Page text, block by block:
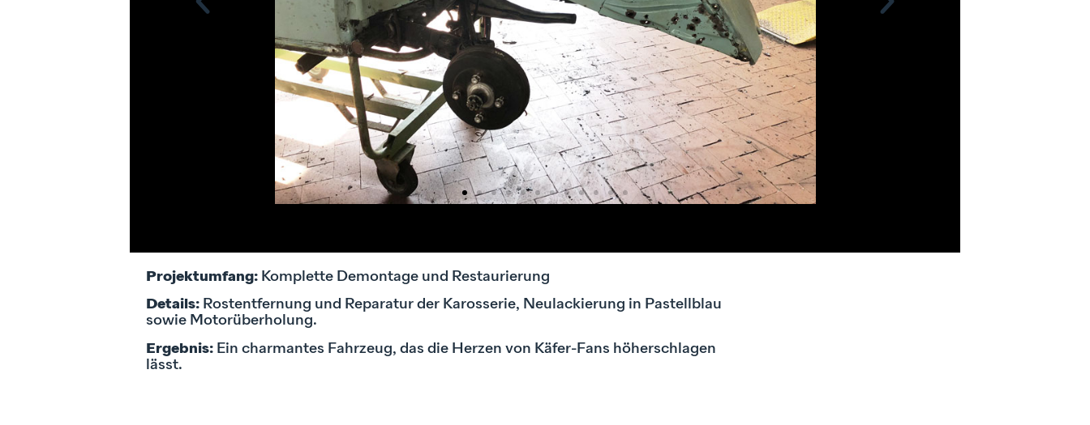
Projektumfang: Komplette Demontage und Restaurierung
Details: Rostentfernung und Reparatur der Karosserie, Neulackierung in Pastellblau
sowie Motorüberholung.
Ergebnis: Ein charmantes Fahrzeug, das die Herzen von Käfer-Fans höherschlagen
lässt.